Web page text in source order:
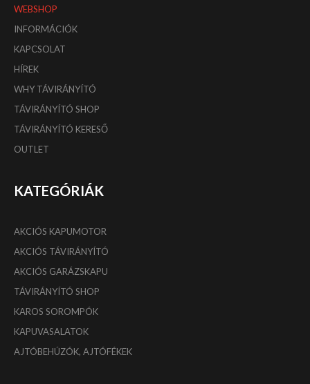
WEBSHOP
INFORMÁCIÓK
KAPCSOLAT
HÍREK
WHY TÁVIRÁNYÍTÓ
TÁVIRÁNYÍTÓ SHOP
TÁVIRÁNYÍTÓ KERESŐ
OUTLET
KATEGÓRIÁK
AKCIÓS KAPUMOTOR
AKCIÓS TÁVIRÁNYÍTÓ
AKCIÓS GARÁZSKAPU
TÁVIRÁNYÍTÓ SHOP
KAROS SOROMPÓK
KAPUVASALATOK
AJTÓBEHÚZÓK, AJTÓFÉKEK